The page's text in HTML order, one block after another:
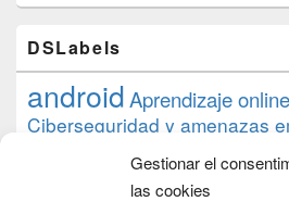
Gestionar el
las cookies
DSLabels
androidAprendizaje online
Ciberseguridad y amenazas
datos debian
Formación Google